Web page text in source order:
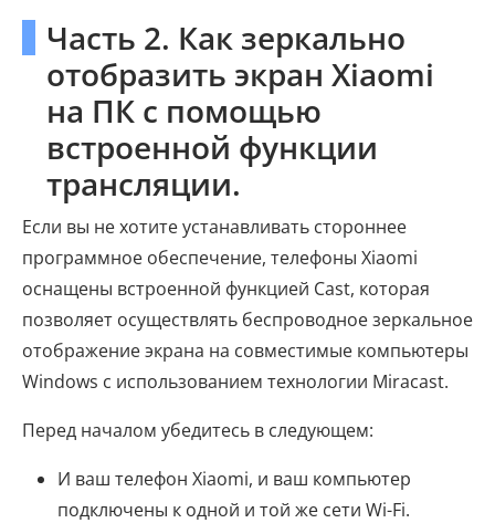
Часть 2. Как зеркально
отобразить экран Xiaomi
на ПК с помощью
встроенной функции
трансляции.
Если вы не хотите устанавливать стороннее
программное обеспечение, телефоны Xiaomi
оснащены встроенной функцией Cast, которая
позволяет осуществлять беспроводное зеркальное
отображение экрана на совместимые компьютеры
Windows с использованием технологии Miracast.
Перед началом убедитесь в следующем:
И ваш телефон Xiaomi, и ваш компьютер
подключены к одной и той же сети Wi-Fi.